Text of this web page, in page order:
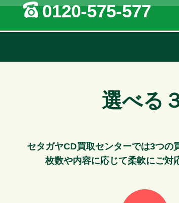
0120-575-577
選べる
セタガヤCD買取センターでは3つの
枚数や内容に応じて柔軟にご対